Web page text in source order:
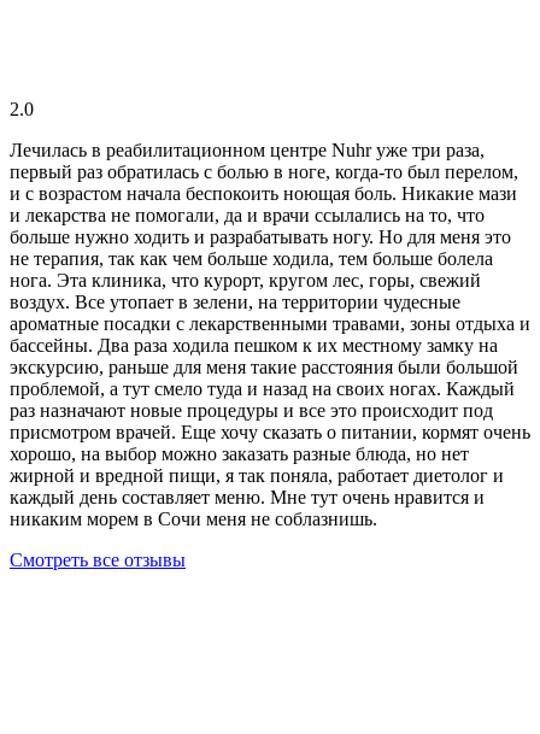
2.0
Лечилась в реабилитационном центре Nuhr уже три раза,
первый раз обратилась с болью в ноге, когда-то был перелом,
и с возрастом начала беспокоить ноющая боль. Никакие мази
и лекарства не помогали, да и врачи ссылались на то, что
больше нужно ходить и разрабатывать ногу. Но для меня это
не терапия, так как чем больше ходила, тем больше болела
нога. Эта клиника, что курорт, кругом лес, горы, свежий
воздух. Все утопает в зелени, на территории чудесные
ароматные посадки с лекарственными травами, зоны отдыха и
бассейны. Два раза ходила пешком к их местному замку на
экскурсию, раньше для меня такие расстояния были большой
проблемой, а тут смело туда и назад на своих ногах. Каждый
раз назначают новые процедуры и все это происходит под
присмотром врачей. Еще хочу сказать о питании, кормят очень
хорошо, на выбор можно заказать разные блюда, но нет
жирной и вредной пищи, я так поняла, работает диетолог и
каждый день составляет меню. Мне тут очень нравится и
никаким морем в Сочи меня не соблазнишь.
Смотреть все отзывы